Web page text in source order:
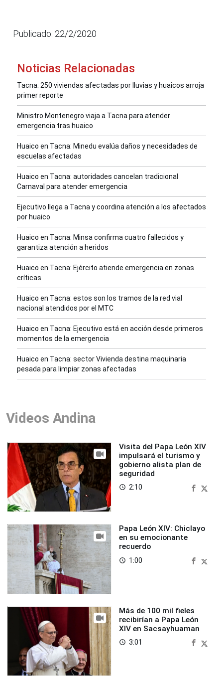
Publicado: 22/2/2020
Noticias Relacionadas
Tacna: 250 viviendas afectadas por lluvias y huaicos arroja
primer reporte
Ministro Montenegro viaja a Tacna para atender
emergencia tras huaico
Huaico en Tacna: Minedu evalúa daños y necesidades de
escuelas afectadas
Huaico en Tacna: autoridades cancelan tradicional
Carnaval para atender emergencia
Ejecutivo llega a Tacna y coordina atención a los afectados
por huaico
Huaico en Tacna: Minsa confirma cuatro fallecidos y
garantiza atención a heridos
Huaico en Tacna: Ejército atiende emergencia en zonas
críticas
Huaico en Tacna: estos son los tramos de la red vial
nacional atendidos por el MTC
Huaico en Tacna: Ejecutivo está en acción desde primeros
momentos de la emergencia
Huaico en Tacna: sector Vivienda destina maquinaria
pesada para limpiar zonas afectadas
Videos Andina
Visita del Papa León XIV
impulsará el turismo y
gobierno alista plan de
seguridad
access_time 2:10
Papa León XIV: Chiclayo
en su emocionante
recuerdo
access_time 1:00
Más de 100 mil fieles
recibirían a Papa León
XIV en Sacsayhuaman
access_time 3:01